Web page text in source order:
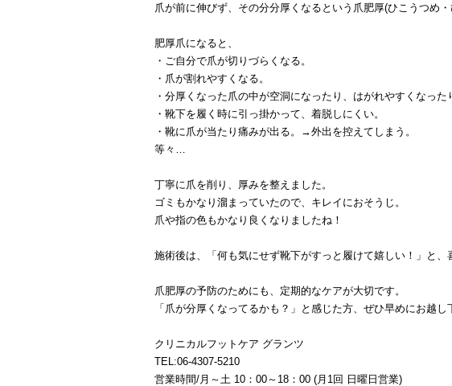
爪が前に伸びず、その分分厚くなるという爪肥厚(ひこうつめ
肥厚爪になると、
・ご自分で爪が切りづらくなる。
・爪が割れやすくなる。
・分厚くなった爪の中が空洞になったり、はがれやすくなった
・靴下を履く時に引っ掛かって、着脱しにくい。
・靴に爪が当たり痛みが出る。→外出を控えてしまう。
等々…
丁寧に爪を削り、厚みを整えました。
ゴミもかなり溜まっていたので、キレイにおそうじ。
爪や指の色もかなり良くなりましたね！
施術後は、「何も気にせず靴下がすっと履けて嬉しい！」と、
爪肥厚の予防のためにも、定期的なケアが大切です。
「爪が分厚くなってるかも？」と感じた方、ぜひ早めにお越し
クリニカルフットケア グランツ
TEL:06-4307-5210
営業時間/月～土 10：00～18：00 (月1回 日曜日営業)